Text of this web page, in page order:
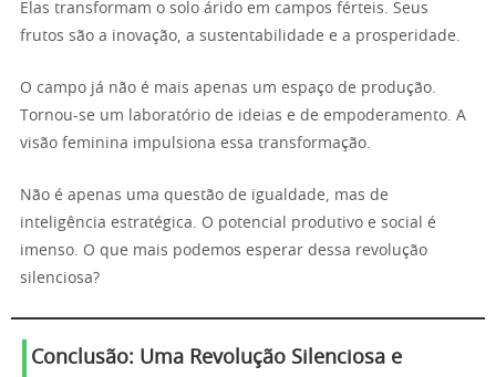
Elas transformam o solo árido em campos férteis. Seus
frutos são a inovação, a sustentabilidade e a prosperidade.
O campo já não é mais apenas um espaço de produção.
Tornou-se um laboratório de ideias e de empoderamento. A
visão feminina impulsiona essa transformação.
Não é apenas uma questão de igualdade, mas de
inteligência estratégica. O potencial produtivo e social é
imenso. O que mais podemos esperar dessa revolução
silenciosa?
Conclusão: Uma Revolução Silenciosa e